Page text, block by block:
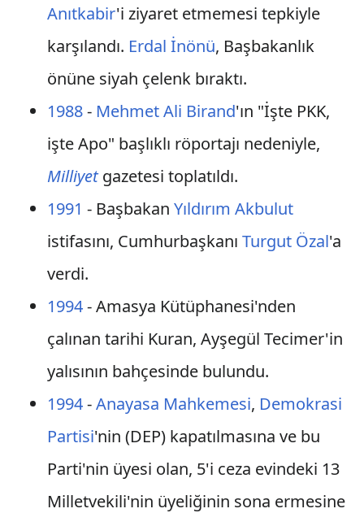
Anıtkabir'i ziyaret etmemesi tepkiyle
karşılandı. Erdal İnönü, Başbakanlık
önüne siyah çelenk bıraktı.
1988- Mehmet Ali Birand'ın "İşte PKK,
işte Apo" başlıklı röportajı nedeniyle,
Milliyetgazetesi toplatıldı.
1991 - Başbakan Yıldırım Akbulut
istifasını, Cumhurbaşkanı Turgut Özal'a
verdi.
1994- Amasya Kütüphanesi'nden
çalınan tarihi Kuran, Ayşegül Tecimer'in
yalısının bahçesinde bulundu.
1994-Anayasa Mahkemesi, Demokrasi
Partisi'nin (DEP) kapatılmasına ve bu
Parti'nin üyesi olan, 5'i ceza evindeki 13
Milletvekili'nin üyeliğinin sona ermesine